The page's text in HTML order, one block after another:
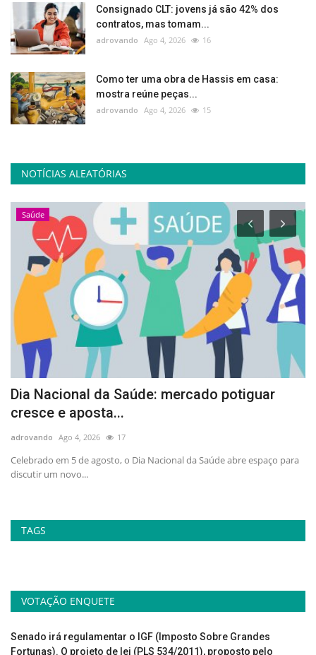
Consignado CLT: jovens já são 42% dos
contratos, mas tomam...
adrovando Ago 4, 2026 16
Como ter uma obra de Hassis em casa:
mostra reúne peças...
adrovando Ago 4, 2026 15
NOTÍCIAS ALEATÓRIAS
Saúde
Dia Nacional da Saúde: mercado potiguar
cresce e aposta...
adrovando Ago 4, 2026 17
Celebrado em 5 de agosto, o Dia Nacional da Saúde abre espaço para
discutir um novo...
TAGS
VOTAÇÃO ENQUETE
Senado irá regulamentar o IGF (Imposto Sobre Grandes
Fortunas). O projeto de lei (PLS 534/2011), proposto pelo